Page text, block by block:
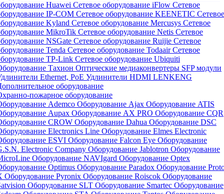
Huawei Сетевое оборудование iFlow Сетевое
IP-COM Сетевое оборудование KEENETIC Сетевое
Kyland Сетевое оборудование Mercusys Сетевое
MikroTik Сетевое оборудование Netis Сетевое
NSGate Сетевое оборудование Ruijie Сетевое
Tenda Сетевое оборудование TodaairСетевое
TP-Link Сетевое оборудование Ubiquiti
Тахион Оптические медиаконвертеры SFP модули
Ethernet, PoE Удлинители HDMI LENKENG
оборудование
пожарное оборудование
Ademco Оборудование Ajax Оборудование ATIS
Aupax Оборудование AX PRO Оборудование CQR
CROW Оборудование Dahua Оборудование DSC
Electronics Line Оборудование Elmes Electronic
ESVI Оборудование Falcon Eye Оборудование
Electronic Company Оборудование Jablotron Оборудование
Оборудование NAVIgard Оборудование Optex
Optimus Оборудование Paradox Оборудование
Оборудование Pyronix Оборудование Roiscok Оборудование
Оборудование SLT Оборудование Smartec Оборудование